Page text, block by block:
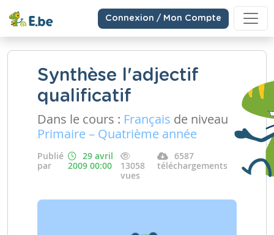
Connexion / Mon Compte
Synthèse l'adjectif
qualificatif
Dans le cours : Français de niveau
Primaire – Quatrième année
Publié
par
29 avril
2009 00:00
13058
vues
6587
téléchargements